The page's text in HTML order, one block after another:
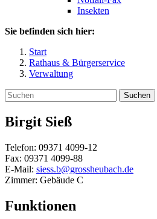
Insekten
Sie befinden sich hier:
Start
Rathaus & Bürgerservice
Verwaltung
Suchen
Birgit Sieß
Telefon: 09371 4099-12
Fax: 09371 4099-88
E-Mail: siess.b@grossheubach.de
Zimmer: Gebäude C
Funktionen